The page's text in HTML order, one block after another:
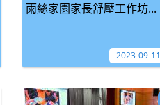
雨絲家園家長舒壓工作坊...
2023-09-11